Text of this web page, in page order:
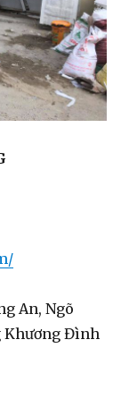
An, Ngõ
Khương Đình